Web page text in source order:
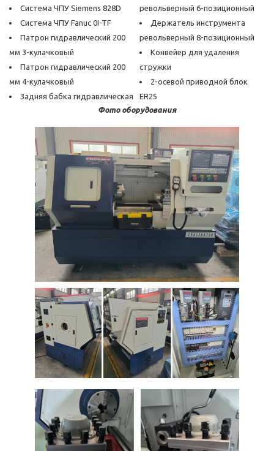
Система ЧПУ Siemens 828D
Система ЧПУ Fanuc 0I-TF
Патрон гидравлический 200
мм 3-кулачковый
Патрон гидравлический 200
мм 4-кулачковый
Задняя бабка гидравлическая
револьверный 6-позиционный
Держатель инструмента
револьверный 8-позиционный
Конвейер для удаления
стружки
2-осевой приводной блок
ER25
Фото оборудования